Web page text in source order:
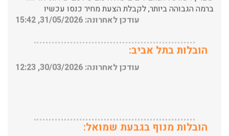
עודכן לאחרונה: 30/03/2026, 12:23
שירותי הובלה עם מנוף בגבעת שמואל לכל סוגי ההובלות
החל מהובלת תכולת דירה שלמה עם מנוף ועד פריט בודד.